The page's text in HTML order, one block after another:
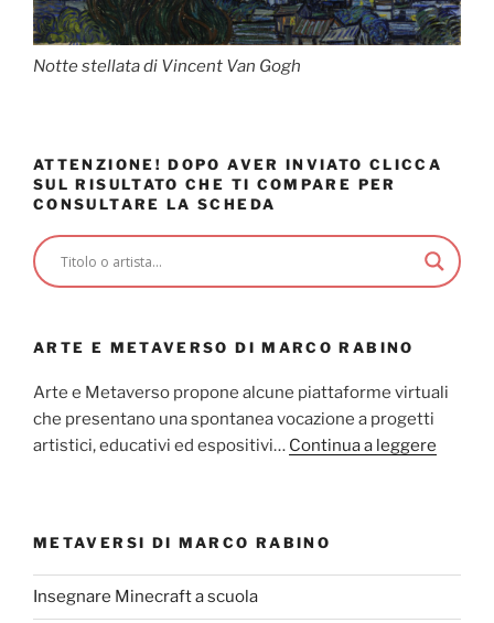
Notte stellata di Vincent Van Gogh
ATTENZIONE! DOPO AVER INVIATO CLICCA
SUL RISULTATO CHE TI COMPARE PER
CONSULTARE LA SCHEDA
ARTE E METAVERSO DI MARCO RABINO
Arte e Metaverso propone alcune piattaforme virtuali
che presentano una spontanea vocazione a progetti
artistici, educativi ed espositivi… Continua a leggere
METAVERSI DI MARCO RABINO
Insegnare Minecraft a scuola